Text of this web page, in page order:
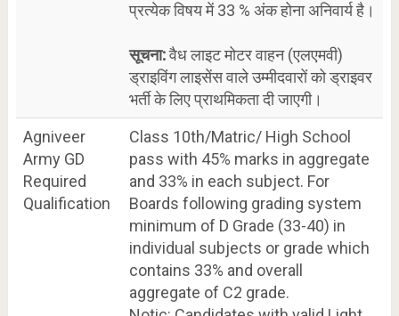
प्रत्येक विषय में 33 % अंक होना अनिवार्य है।
सूचना:वैध लाइट मोटर वाहन (एलएमवी)
ड्राइविंग लाइसेंस वाले उम्मीदवारों को ड्राइवर
भर्ती के लिए प्राथमिकता दी जाएगी।
Agniveer
Army GD
Required
Qualification
Class 10th/Matric/ High School
pass with 45% marks in aggregate
and 33% in each subject. For
Boards following grading system
minimum of D Grade (33-40) in
individual subjects or grade which
contains 33% and overall
aggregate of C2 grade.